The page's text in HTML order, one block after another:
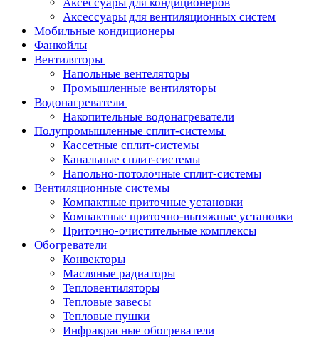
Аксессуары для вентиляционных систем
Мобильные кондиционеры
Фанкойлы
Вентиляторы
Напольные вентеляторы
Промышленные вентиляторы
Водонагреватели
Накопительные водонагреватели
Полупромышленные сплит-системы
Кассетные сплит-системы
Канальные сплит-системы
Напольно-потолочные сплит-системы
Вентиляционные системы
Компактные приточные установки
Компактные приточно-вытяжные установки
Приточно-очистительные комплексы
Обогреватели
Конвекторы
Масляные радиаторы
Тепловентиляторы
Тепловые завесы
Тепловые пушки
Инфракрасные обогреватели